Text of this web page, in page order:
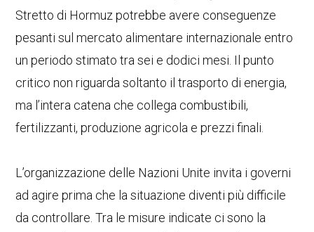
Stretto di Hormuz potrebbe avere conseguenze
pesanti sul mercato alimentare internazionale entro
un periodo stimato tra sei e dodici mesi. Il punto
critico non riguarda soltanto il trasporto di energia,
ma l’intera catena che collega combustibili,
fertilizzanti, produzione agricola e prezzi finali.
L’organizzazione delle Nazioni Unite invita i governi
ad agire prima che la situazione diventi più difficile
da controllare. Tra le misure indicate ci sono la